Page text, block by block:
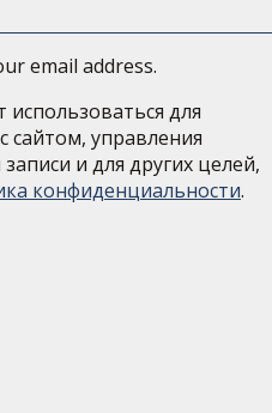
email address.
для
управления
и для других целей,
конфиденциальности.